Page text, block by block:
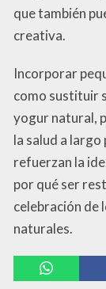
que también
creativa.
Incorporar
como sustituir
yogur natural,
la salud a largo
refuerzan la
por qué ser
celebración de
naturales.